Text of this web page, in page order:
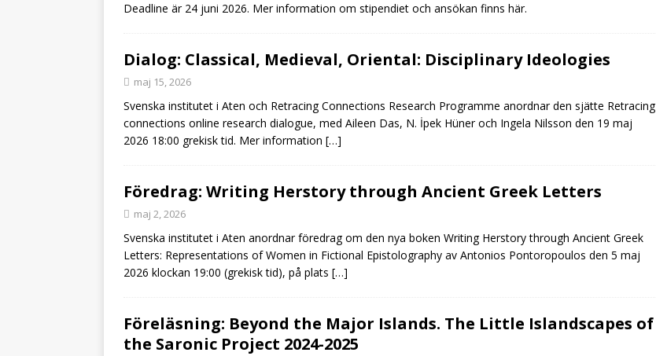
Deadline är 24 juni 2026. Mer information om stipendiet och ansökan finns här.
Dialog: Classical, Medieval, Oriental: Disciplinary Ideologies
maj 15, 2026
Svenska institutet i Aten och Retracing Connections Research Programme anordnar den sjätte Retracing
connections online research dialogue, med Aileen Das, N. İpek Hüner och Ingela Nilsson den 19 maj
2026 18:00 grekisk tid. Mer information […]
Föredrag: Writing Herstory through Ancient Greek Letters
maj 2, 2026
Svenska institutet i Aten anordnar föredrag om den nya boken Writing Herstory through Ancient Greek
Letters: Representations of Women in Fictional Epistolography av Antonios Pontoropoulos den 5 maj
2026 klockan 19:00 (grekisk tid), på plats […]
Föreläsning: Beyond the Major Islands. The Little Islandscapes of
the Saronic Project 2024-2025